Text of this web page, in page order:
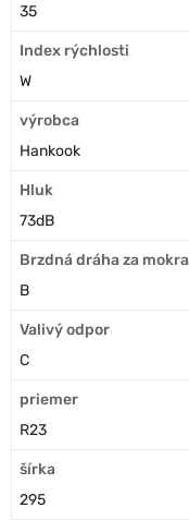
35
Index rýchlosti
W
výrobca
Hankook
Hluk
73dB
Brzdná dráha za mokra
B
Valivý odpor
C
priemer
R23
šírka
295